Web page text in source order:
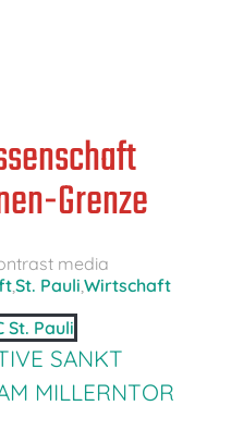
Grenze
media
,St. Pauli,Wirtschaft
SANKT
MILLERNTOR